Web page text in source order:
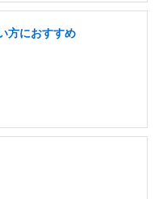
方におすすめ